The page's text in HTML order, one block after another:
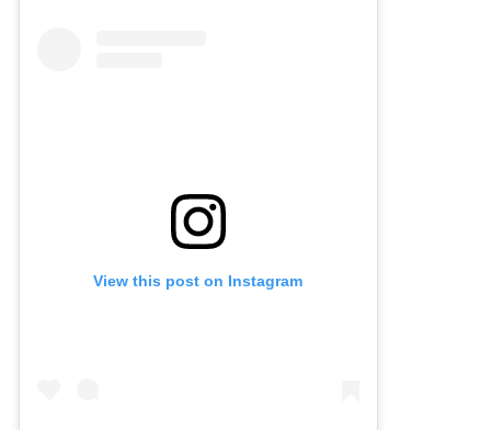
View this post on Instagram